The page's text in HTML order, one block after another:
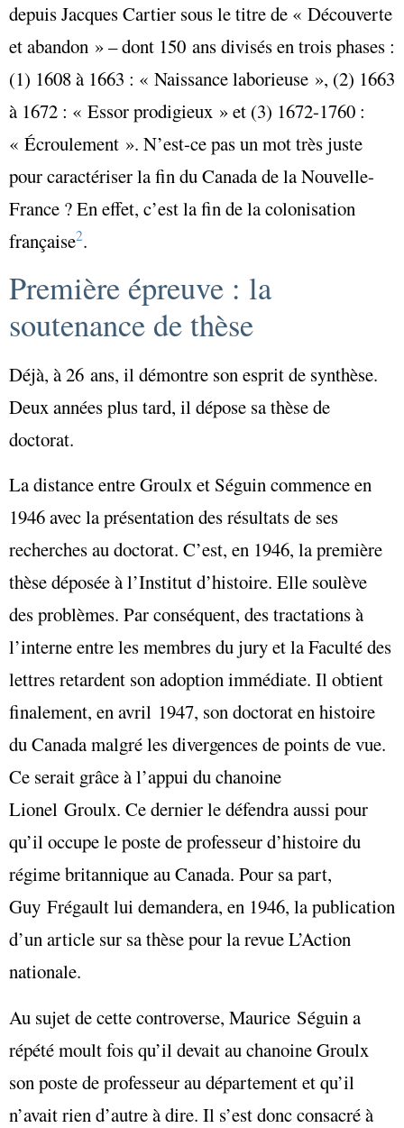
depuis Jacques Cartier sous le titre de « Découverte
et abandon » – dont 150 ans divisés en trois phases :
(1) 1608 à 1663 : « Naissance laborieuse », (2) 1663
à 1672 : « Essor prodigieux » et (3) 1672-1760 :
« Écroulement ». N’est-ce pas un mot très juste
pour caractériser la fin du Canada de la Nouvelle-
France ? En effet, c’est la fin de la colonisation
française2.
Première épreuve : la
soutenance de thèse
Déjà, à 26 ans, il démontre son esprit de synthèse.
Deux années plus tard, il dépose sa thèse de
doctorat.
La distance entre Groulx et Séguin commence en
1946 avec la présentation des résultats de ses
recherches au doctorat. C’est, en 1946, la première
thèse déposée à l’Institut d’histoire. Elle soulève
des problèmes. Par conséquent, des tractations à
l’interne entre les membres du jury et la Faculté des
lettres retardent son adoption immédiate. Il obtient
finalement, en avril 1947, son doctorat en histoire
du Canada malgré les divergences de points de vue.
Ce serait grâce à l’appui du chanoine
Lionel Groulx. Ce dernier le défendra aussi pour
qu’il occupe le poste de professeur d’histoire du
régime britannique au Canada. Pour sa part,
Guy Frégault lui demandera, en 1946, la publication
d’un article sur sa thèse pour la revue L’Action
nationale.
Au sujet de cette controverse, Maurice Séguin a
répété moult fois qu’il devait au chanoine Groulx
son poste de professeur au département et qu’il
n’avait rien d’autre à dire. Il s’est donc consacré à